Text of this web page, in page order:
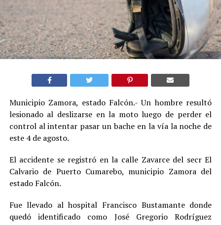
Municipio Zamora, estado Falcón.- Un hombre resultó
lesionado al deslizarse en la moto luego de perder el
control al intentar pasar un bache en la vía la noche de
este 4 de agosto.
El accidente se registró en la calle Zavarce del secr El
Calvario de Puerto Cumarebo, municipio Zamora del
estado Falcón.
Fue llevado al hospital Francisco Bustamante donde
quedó identificado como José Gregorio Rodríguez